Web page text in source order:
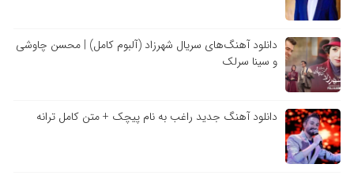
دانلود آهنگ‌های سریال شهرزاد (آلبوم کامل) | محسن چاوشی
و سینا سرلک
دانلود آهنگ جدید راغب به نام پیچک + متن کامل ترانه